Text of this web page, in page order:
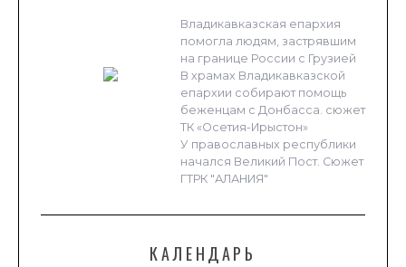
Владикавказская епархия
помогла людям, застрявшим
на границе России с Грузией
В храмах Владикавказской
епархии собирают помощь
беженцам с Донбасса. сюжет
ТК «Осетия-Ирыстон»
У православных республики
начался Великий Пост. Сюжет
ГТРК "АЛАНИЯ"
КАЛЕНДАРЬ